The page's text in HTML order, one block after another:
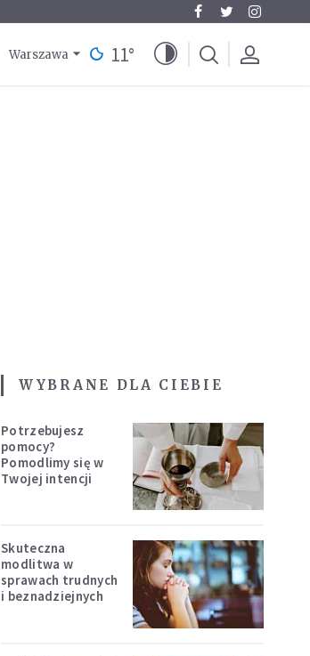
Warszawa 11°
WYBRANE DLA CIEBIE
Potrzebujesz
pomocy?
Pomodlimy się w
Twojej intencji
Skuteczna
modlitwa w
sprawach trudnych
i beznadziejnych